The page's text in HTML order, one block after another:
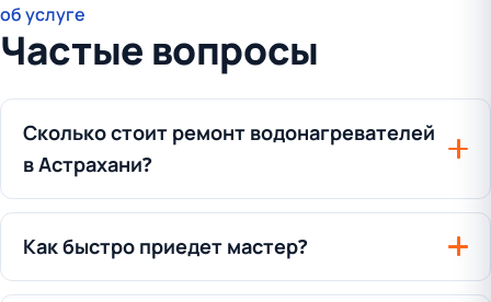
об услуге
Частые вопросы
Сколько стоит ремонт водонагревателей
в Астрахани?
Как быстро приедет мастер?